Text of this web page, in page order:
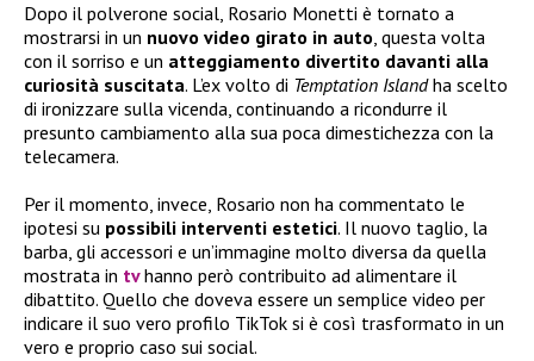
Dopo il polverone social, Rosario Monetti è tornato a
mostrarsi in un nuovo video girato in auto, questa volta
con il sorriso e un atteggiamento divertito davanti alla
curiosità suscitata. L’ex volto di Temptation Islandha scelto
di ironizzare sulla vicenda, continuando a ricondurre il
presunto cambiamento alla sua poca dimestichezza con la
telecamera.
Per il momento, invece, Rosario non ha commentato le
ipotesi su possibili interventi estetici. Il nuovo taglio, la
barba, gli accessori e un’immagine molto diversa da quella
mostrata in tvhanno però contribuito ad alimentare il
dibattito. Quello che doveva essere un semplice video per
indicare il suo vero profilo TikTok si è così trasformato in un
vero e proprio caso sui social.